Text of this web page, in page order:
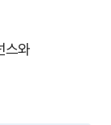
스와